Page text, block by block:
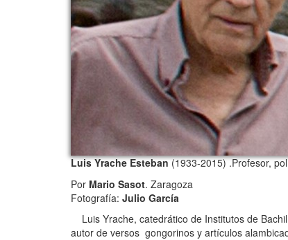
Luis Yrache Esteban(1933-2015) .Profesor,
Por Mario Sasot. Zaragoza
Fotografía: Julio García
Luis Yrache, catedrático de Institutos de
autor de versos gongorinos y artículos